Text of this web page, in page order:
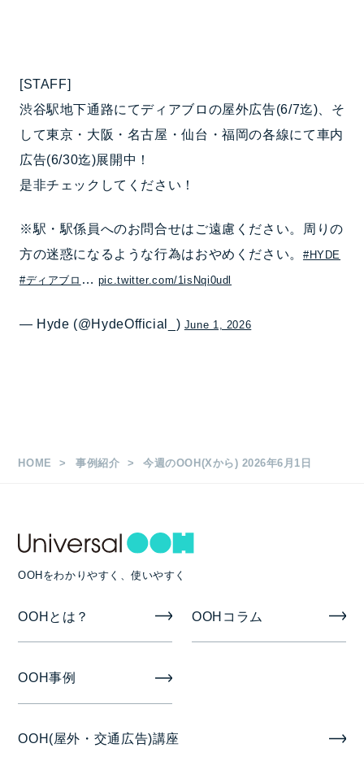
[STAFF]
渋谷駅地下通路にてディアブロの屋外広告(6/7迄)、そ
して東京・大阪・名古屋・仙台・福岡の各線にて車内
広告(6/30迄)展開中！
是非チェックしてください！
※駅・駅係員へのお問合せはご遠慮ください。周りの
方の迷惑になるような行為はおやめください。 #HYDE
#ディアブロ … pic.twitter.com/1isNqi0udl
— Hyde (@HydeOfficial_) June 1, 2026
HOME 事例紹介 今週のOOH(Xから) 2026年6月1日
OOHをわかりやすく、使いやすく
OOHとは？ OOHコラム
OOH事例
OOH(屋外・交通広告)講座